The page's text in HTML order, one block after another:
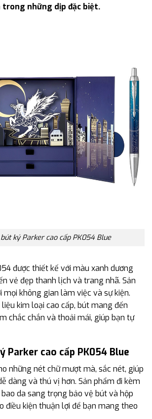
trong những dịp đặc biệt.
ký Parker cao cấp PK054 Blue
được thiết kế với màu xanh dương
vẻ đẹp thanh lịch và trang nhã. Sản
mọi không gian làm việc và sự kiện.
kim loại cao cấp, bút mang đến
chắc chắn và thoải mái, giúp bạn tự
Parker cao cấp PK054 Blue
những nét chữ mượt mà, sắc nét, giúp
dàng và thú vị hơn. Sản phẩm đi kèm
da sang trọng bảo vệ bút và hộp
điều kiện thuận lợi để bạn mang theo